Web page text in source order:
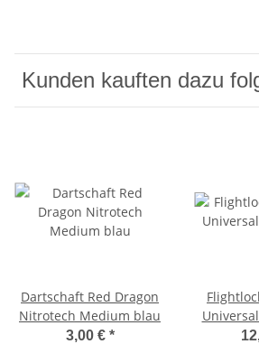
Kunden kauften dazu
Dartschaft Red Dragon
Nitrotech Medium blau
3,00 € *